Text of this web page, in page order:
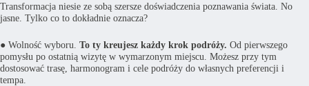
Transformacja niesie ze sobą szersze doświadczenia poznawania świata. No
jasne. Tylko co to dokładnie oznacza?
● Wolność wyboru. To ty kreujesz każdy krok podróży. Od pierwszego
pomysłu po ostatnią wizytę w wymarzonym miejscu. Możesz przy tym
dostosować trasę, harmonogram i cele podróży do własnych preferencji i
tempa.